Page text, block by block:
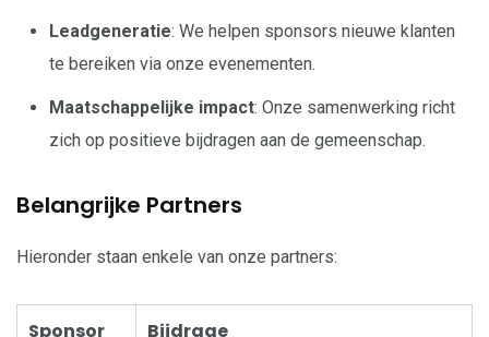
Leadgeneratie: We helpen sponsors nieuwe klanten
te bereiken via onze evenementen.
Maatschappelijke impact: Onze samenwerking richt
zich op positieve bijdragen aan de gemeenschap.
Belangrijke Partners
Hieronder staan enkele van onze partners:
Sponsor Bijdrage